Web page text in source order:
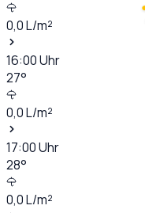
0,0L/m²
16:00Uhr
27°
0,0L/m²
17:00Uhr
28°
0,0L/m²